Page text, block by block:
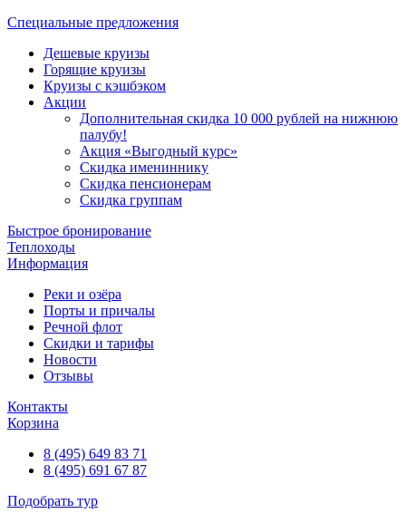
Специальные предложения
Дешевые круизы
Горящие круизы
Круизы с кэшбэком
Акции
Дополнительная скидка 10 000 рублей на нижнюю
палубу!
Акция «Выгодный курс»
Скидка имениннику
Скидка пенсионерам
Скидка группам
Быстрое бронирование
Теплоходы
Информация
Реки и озёра
Порты и причалы
Речной флот
Скидки и тарифы
Новости
Отзывы
Контакты
Корзина
8 (495) 649 83 71
8 (495) 691 67 87
Подобрать тур